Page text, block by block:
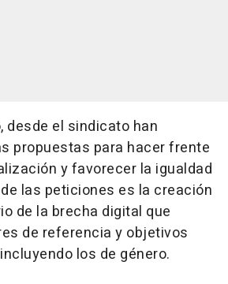
desde el sindicato han
propuestas para hacer frente
y favorecer la igualdad
las peticiones es la creación
de la brecha digital que
de referencia y objetivos
los de género.